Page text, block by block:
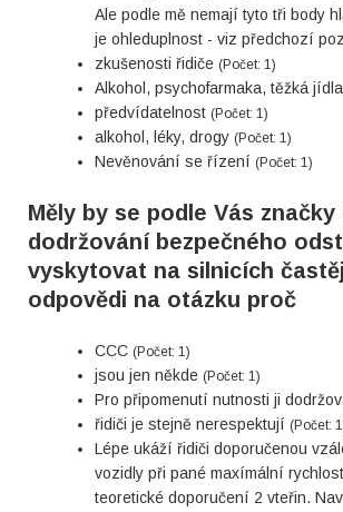
Ale podle mě nemají tyto tři body
je ohleduplnost - viz předchozí
zkušenosti řidiče (Počet: 1)
Alkohol, psychofarmaka, těžká jídla
předvídatelnost (Počet: 1)
alkohol, léky, drogy (Počet: 1)
Nevěnování se řízení (Počet: 1)
Měly by se podle Vás značky
dodržování bezpečného
vyskytovat na silnicích
odpovědi na otázku proč
CCC (Počet: 1)
jsou jen někde (Počet: 1)
Pro připomenutí nutnosti ji
řidiči je stejně nerespektují (Počet:
Lépe ukáží řidiči doporučenou
vozidly při pané maxímální
teoretické doporučení 2 vteřin.